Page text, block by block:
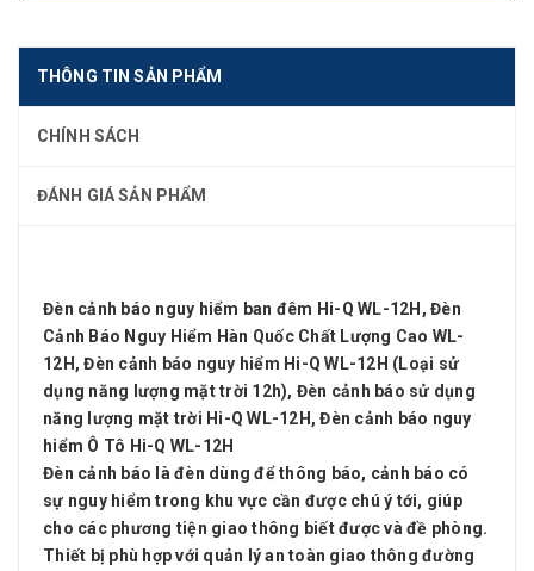
THÔNG TIN SẢN PHẨM
CHÍNH SÁCH
ĐÁNH GIÁ SẢN PHẨM
Đèn cảnh báo nguy hiểm ban đêm Hi-Q WL-12H, Đèn
Cảnh Báo Nguy Hiểm Hàn Quốc Chất Lượng Cao WL-
12H, Đèn cảnh báo nguy hiểm Hi-Q WL-12H (Loại sử
dụng năng lượng mặt trời 12h), Đèn cảnh báo sử dụng
năng lượng mặt trời Hi-Q WL-12H, Đèn cảnh báo nguy
hiểm Ô Tô Hi-Q WL-12H
Đèn cảnh báo là đèn dùng để thông báo, cảnh báo có
sự nguy hiểm trong khu vực cần được chú ý tới, giúp
cho các phương tiện giao thông biết được và đề phòng.
Thiết bị phù hợp với quản lý an toàn giao thông đường